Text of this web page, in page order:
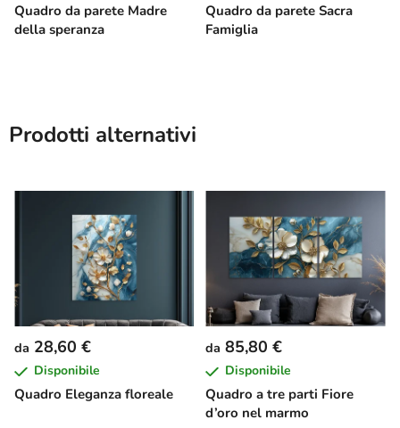
Quadro da parete Madre
della speranza
Quadro da parete Sacra
Famiglia
Prodotti alternativi
Quadro Eleganza floreale
da 28,60 €
Disponibile
Quadro a tre parti Fiore
d’oro nel marmo
da 85,80 €
Disponibile